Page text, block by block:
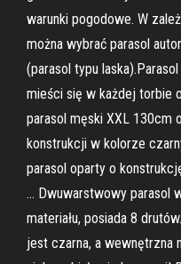
warunki pogodowe. W
można wybrać parasol
(parasol typu
mieści się w każdej torbie
parasol męski XXL
konstrukcji w kolorze
parasol oparty o
… Dwuwarstwowy parasol
materiału, posiada 8
jest czarna, a wewnętrzna